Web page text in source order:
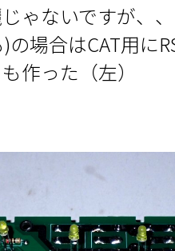
ゃないですが、
の場合はCAT用に
作った（左）